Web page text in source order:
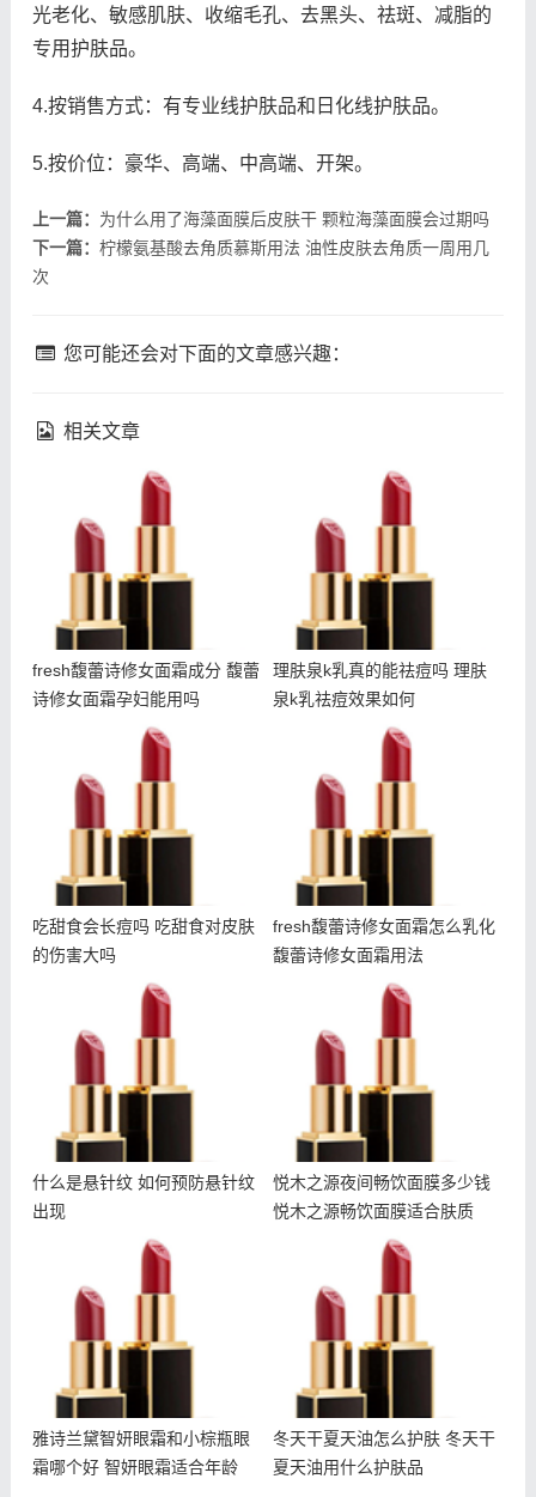
光老化、敏感肌肤、收缩毛孔、去黑头、祛斑、减脂的
专用护肤品。
4.按销售方式：有专业线护肤品和日化线护肤品。
5.按价位：豪华、高端、中高端、开架。
上一篇： 为什么用了海藻面膜后皮肤干 颗粒海藻面膜会过期吗
下一篇： 柠檬氨基酸去角质慕斯用法 油性皮肤去角质一周用几
次
您可能还会对下面的文章感兴趣：
相关文章
fresh馥蕾诗修女面霜成分
fresh馥蕾诗修女面霜成分 馥蕾
诗修女面霜孕妇能用吗
理肤泉k乳真的能祛痘吗 理
理肤泉k乳真的能祛痘吗 理肤
泉k乳祛痘效果如何
吃甜食会长痘吗 吃甜食对
吃甜食会长痘吗 吃甜食对皮肤
的伤害大吗
fresh馥蕾诗修女面霜怎么
fresh馥蕾诗修女面霜怎么乳化
馥蕾诗修女面霜用法
什么是悬针纹 如何预防悬
什么是悬针纹 如何预防悬针纹
出现
悦木之源夜间畅饮面膜多少
悦木之源夜间畅饮面膜多少钱
悦木之源畅饮面膜适合肤质
雅诗兰黛智妍眼霜和小棕瓶
雅诗兰黛智妍眼霜和小棕瓶眼
霜哪个好 智妍眼霜适合年龄
冬天干夏天油怎么护肤 冬
冬天干夏天油怎么护肤 冬天干
夏天油用什么护肤品